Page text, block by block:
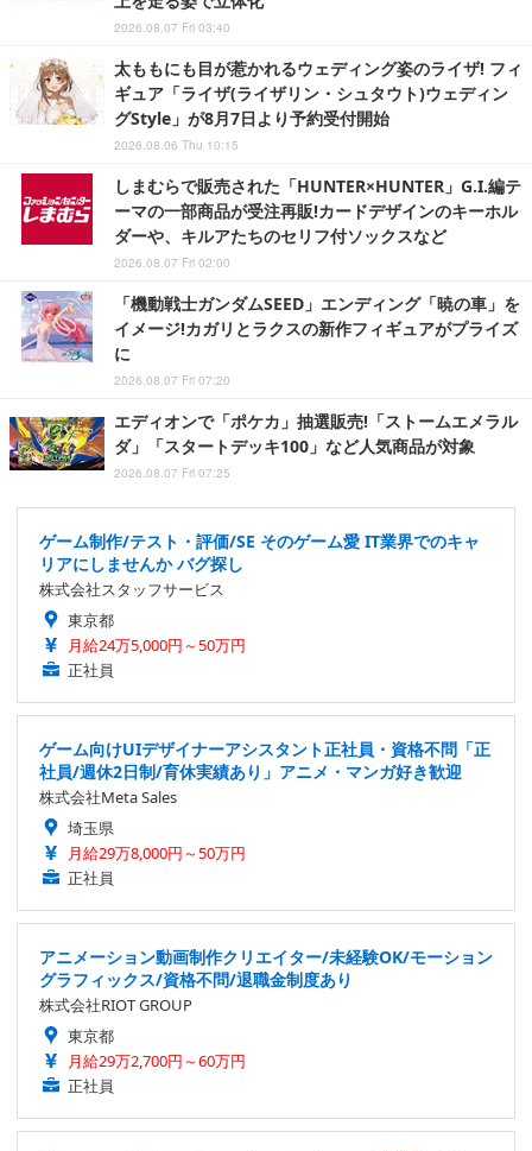
2026.08.07 Fri 03:40
太ももにも目が惹かれるウェディング姿のライザ! フィ
ギュア「ライザ(ライザリン・シュタウト)ウェディン
グStyle」が8月7日より予約受付開始
2026.08.06 Thu 10:15
しまむらで販売された「HUNTER×HUNTER」G.I.編テ
ーマの一部商品が受注再販!カードデザインのキーホル
ダーや、キルアたちのセリフ付ソックスなど
2026.08.07 Fri 02:00
「機動戦士ガンダムSEED」エンディング「暁の車」を
イメージ!カガリとラクスの新作フィギュアがプライズ
に
2026.08.07 Fri 07:20
エディオンで「ポケカ」抽選販売!「ストームエメラル
ダ」「スタートデッキ100」など人気商品が対象
2026.08.07 Fri 07:25
ゲーム制作/テスト・評価/SE そのゲーム愛 IT業界でのキャ
リアにしませんか バグ探し
株式会社スタッフサービス
東京都
月給24万5,000円～50万円
正社員
ゲーム向けUIデザイナーアシスタント正社員・資格不問「正
社員/週休2日制/育休実績あり」アニメ・マンガ好き歓迎
株式会社Meta Sales
埼玉県
月給29万8,000円～50万円
正社員
アニメーション動画制作クリエイター/未経験OK/モーション
グラフィックス/資格不問/退職金制度あり
株式会社RIOT GROUP
東京都
月給29万2,700円～60万円
正社員